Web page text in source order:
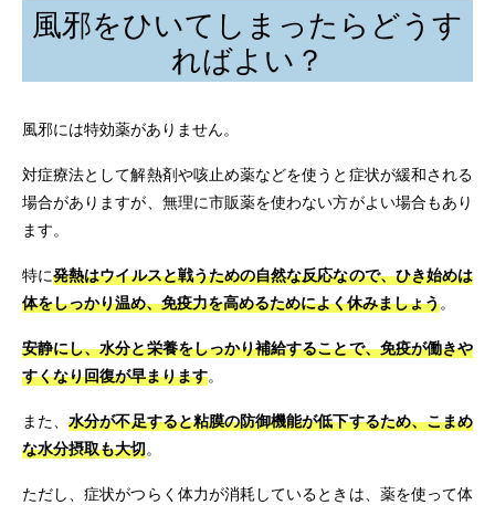
風邪をひいてしまったらどうす
ればよい？
風邪には特効薬がありません。
対症療法として解熱剤や咳止め薬などを使うと症状が緩和される
場合がありますが、無理に市販薬を使わない方がよい場合もあり
ます。
特に発熱はウイルスと戦うための自然な反応なので、ひき始めは
体をしっかり温め、免疫力を高めるためによく休みましょう。
安静にし、水分と栄養をしっかり補給することで、免疫が働きや
すくなり回復が早まります。
また、水分が不足すると粘膜の防御機能が低下するため、こまめ
な水分摂取も大切。
ただし、症状がつらく体力が消耗しているときは、薬を使って体